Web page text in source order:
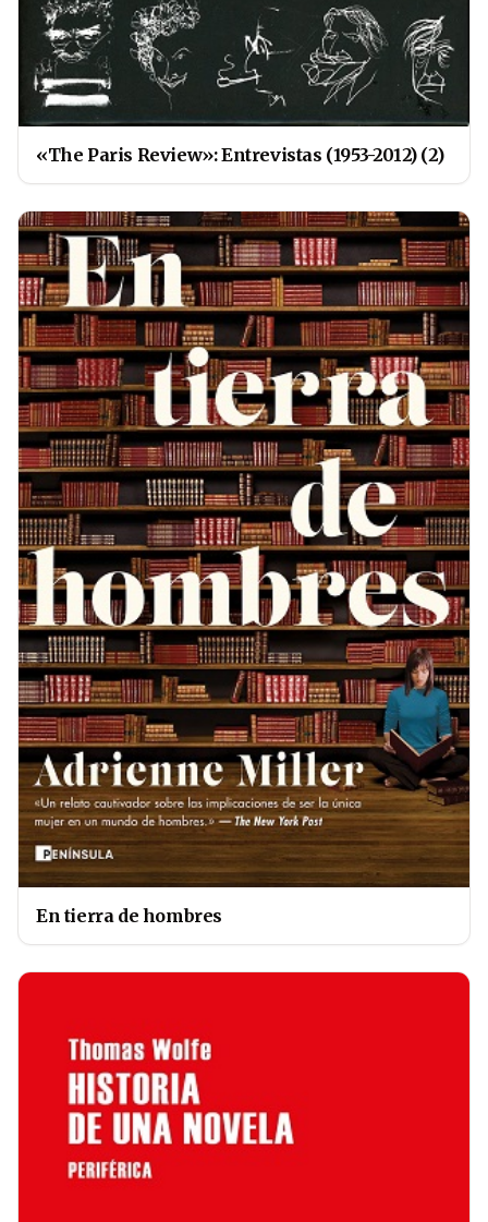
«The Paris Review»: Entrevistas (1953-2012) (2)
En tierra de hombres